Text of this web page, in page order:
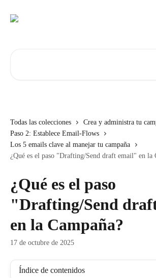
Todas las colecciones
Crea y administra tu
Paso 2: Establece Email-Flows
Los 5 emails clave al manejar tu campaña
¿Qué es el paso "Drafting/Send draft email" en la
¿Qué es el paso
"Drafting/Send
en la Campaña?
17 de octubre de 2025
Índice de contenidos